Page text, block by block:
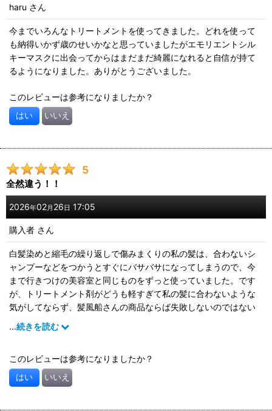
haru さん
今までいろんなトリートメントを使ってきました。どれを使って
も納得いかず歳のせいかなと思っていましたがエモリエントシル
キーマスクに出会ってからはまだまだ綺麗になれると自信が持て
るようになりました。ありがとうございました。
このレビューは参考になりましたか？
はい いいえ
5
全然違う！！
2026年02月 26 日 17:05
購入者 さん
白髪染めと縮毛の繰り返しで傷みまくりの私の髪は、合わないシ
ャンプーなどをつかうとすぐにバサバサになってしまうので、今
まで行きつけの美容室と同じものをずっと使っていました。です
が、トリートメント剤がどうも軽すぎて私の髪に合わないような
気がしてならず、髪風船さんの商品ならば失敗しないのではない
かと思いきって買ってみたところ、大正解！洗い流すときから手
触りが全然、ほんとに全然違います。これを使用するようになっ
いています。髪風船さん、すごすぎる。今使ってるシャンプーが
無くなり次第、シャンプーもこちらのものに切り替えます。
...続きを読む
このレビューは参考になりましたか？
はい いいえ